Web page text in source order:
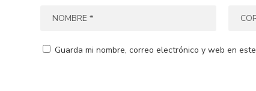
Guarda mi nombre, correo electrónico y web en